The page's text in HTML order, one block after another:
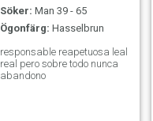
Söker: Man 39 - 65
Ögonfärg: Hasselbrun
responsable reapetuosa leal
real pero sobre todo nunca
abandono